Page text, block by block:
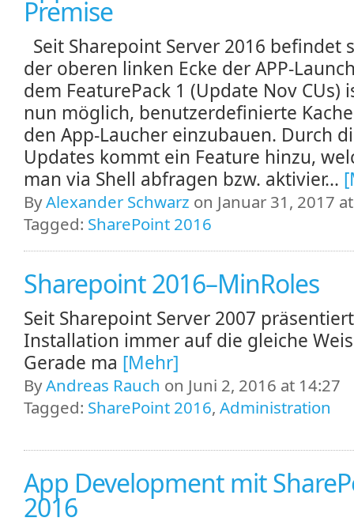
Premise
Seit Sharepoint Server 2016 befindet
der oberen linken Ecke der APP-
dem FeaturePack 1 (Update Nov CUs)
nun möglich, benutzerdefinierte
den App-Laucher einzubauen. Durch
Updates kommt ein Feature hinzu,
man via Shell abfragen bzw. aktivier...
ByAlexander Schwarz on Januar 31, 2017
Tagged: SharePoint 2016
Sharepoint 2016–MinRoles
Seit Sharepoint Server 2007
Installation immer auf die gleiche
Gerade ma [Mehr]
ByAndreas Rauch on Juni 2, 2016 at 14:27
Tagged: SharePoint 2016, Administration
App Development mit
2016